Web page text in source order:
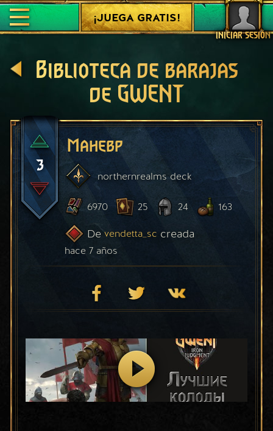
INICIAR SESIÓN
¡JUEGA GRATIS!
Biblioteca de barajas
de GWENT
3
Маневр
northernrealmsdeck
6970 25 24 163
De vendetta_sc creada
hace 7 años